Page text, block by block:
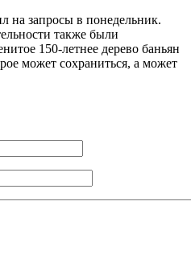
на запросы в понедельник.
также были
150-летнее дерево баньян
может сохраниться, а может